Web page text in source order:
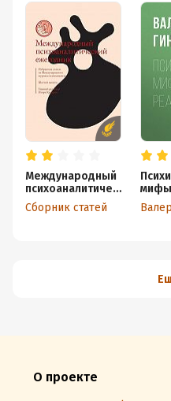
Международный
психоаналитичес
кий ежегодник.
Шестой выпуск.
Сборник статей
О проекте